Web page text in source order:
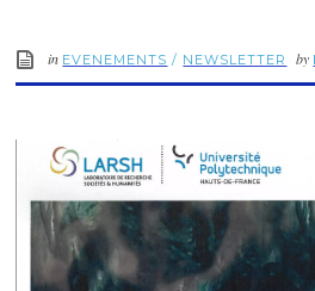
in EVENEMENTS / NEWSLETTER by